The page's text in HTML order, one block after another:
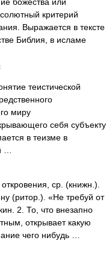
критерий
Выражается в тексте
Библия, в исламе
теистической
миру
себя субъекту
в теизме в
…
ср. (книжн.).
(ритор.). «Не требуй от
2. То, что внезапно
открывает какую
чего нибудь …